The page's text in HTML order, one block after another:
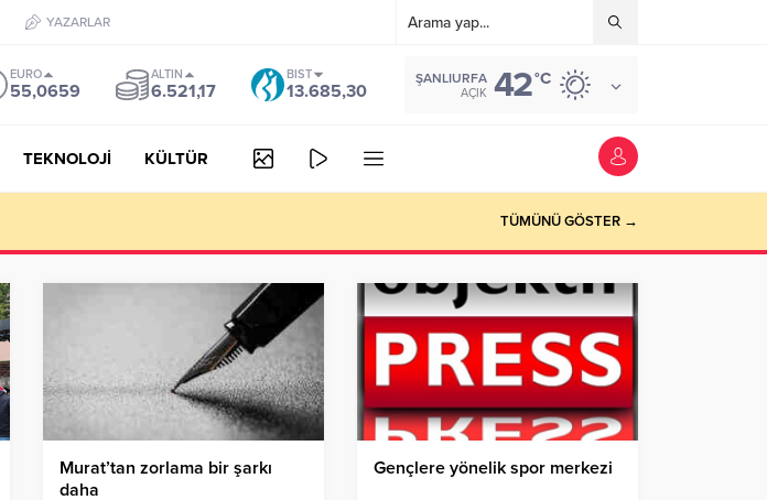
YAZARLAR
EURO
55,0659
ALTIN
6.521,17
BIST
13.685,30
ŞANLIURFA
AÇIK 42°C
TEKNOLOJİ KÜLTÜR
TÜMÜNÜ GÖSTER →
Murat’tan zorlama bir şarkı
daha
Gençlere yönelik spor merkezi